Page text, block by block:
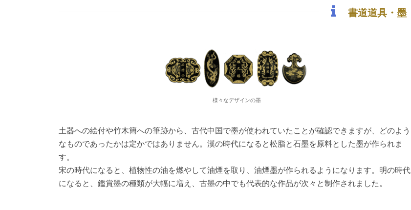
書道道具・墨
様々なデザインの墨
土器への絵付や竹木簡への筆跡から、古代中国で墨が使われていたことが確認できますが、どのよう
なものであったかは定かではありません。漢の時代になると松脂と石墨を原料とした墨が作られま
す。
宋の時代になると、植物性の油を燃やして油煙を取り、油煙墨が作られるようになります。明の時代
になると、鑑賞墨の種類が大幅に増え、古墨の中でも代表的な作品が次々と制作されました。